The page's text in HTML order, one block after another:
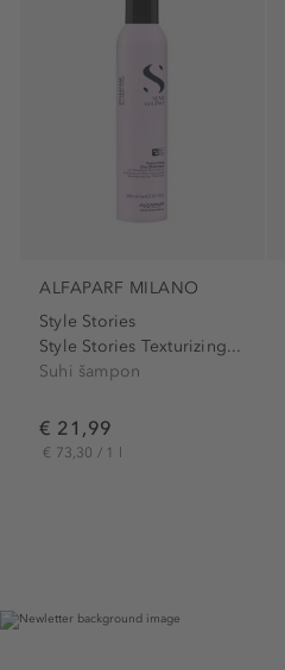
ALFAPARF MILANO
Style Stories
Style Stories Texturizing...
Suhi šampon
€ 21,99
€ 73,30 / 1 l